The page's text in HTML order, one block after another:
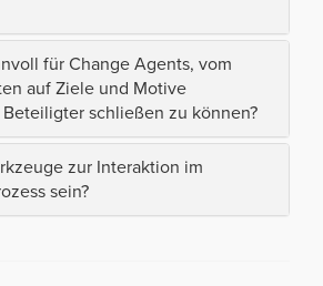
für Change Agents, vom
auf Ziele und Motive
schließen zu können?
zur Interaktion im
sein?